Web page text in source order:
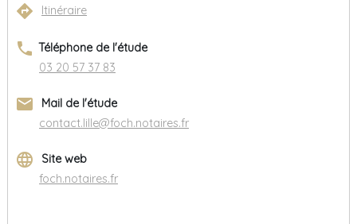
directions Itinéraire
phone Téléphone de l'étude
03 20 57 37 83
email
Mail de l'étude
contact.lille@foch.notaires.fr
language
Site web
foch.notaires.fr